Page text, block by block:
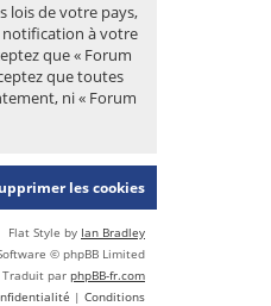
lois de votre pays,
notification à votre
que « Forum
que toutes
ni « Forum
les cookies
Flat Style by Ian Bradley
© phpBB Limited
Traduit par phpBB-fr.com
| Conditions